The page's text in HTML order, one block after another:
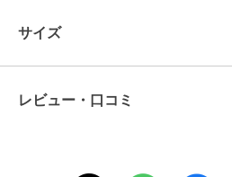
透け感: なし
裏 地: 裏なし
モデル身長: 172cm/ 38号着用
サイズ
レビュー・口コミ